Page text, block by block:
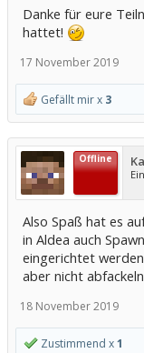
Danke für eure
hattet!
17 November 2019
Gefällt mir x 3
Offline
Also Spaß hat es
in Aldea auch
eingerichtet werden
aber nicht abfackeln
18 November 2019
Zustimmend x1